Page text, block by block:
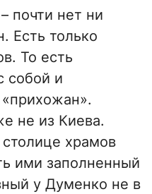
почти нет ни
Есть только
То есть
собой и
не из Киева.
храмов
ими заполненный
у Думенко не в